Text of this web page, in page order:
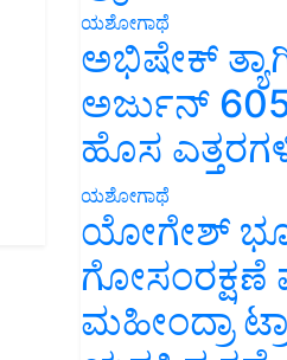
ಯಶೋಗಾಥೆ
ಅಭಿಷೇಕ್
ಅರ್ಜುನ್
ಹೊಸ
ಯಶೋಗಾಥೆ
ಯೋಗೇಶ್
ಗೋಸಂರಕ್ಷಣೆ
ಮಹೀಂದ್ರಾ